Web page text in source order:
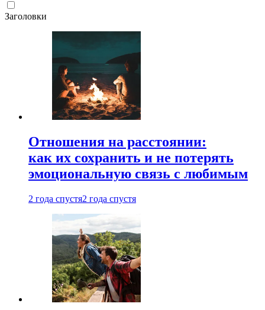
Заголовки
Отношения на расстоянии:
как их сохранить и не потерять
эмоциональную связь с любимым
2 года спустя2 года спустя